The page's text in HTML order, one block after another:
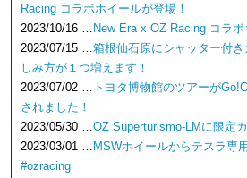
Racing コラボホイールが登場！
2023/10/16 … New Era x OZ Racing コラボ
2023/07/15 …箱根仙石原にシャッター付
しみ方が１つ増えます！
2023/07/02 … トヨタ博物館のツアーが
されました！
2023/05/30 …OZ Superturismo-LMに限定
2023/03/01 … MSWホイールからテスラ専
#ozracing